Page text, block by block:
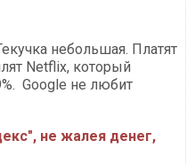
небольшая. Платят
Netflix, который
Google не любит
не жалея денег,